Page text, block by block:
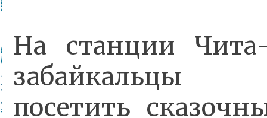
На станции
посетить